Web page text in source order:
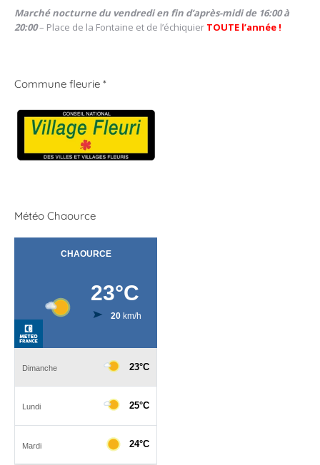
Marché nocturne du vendredi en fin d’après-midi de 16:00 à
20:00– Place de la Fontaine et de l’échiquier TOUTE l’année !
Commune fleurie *
Météo Chaource